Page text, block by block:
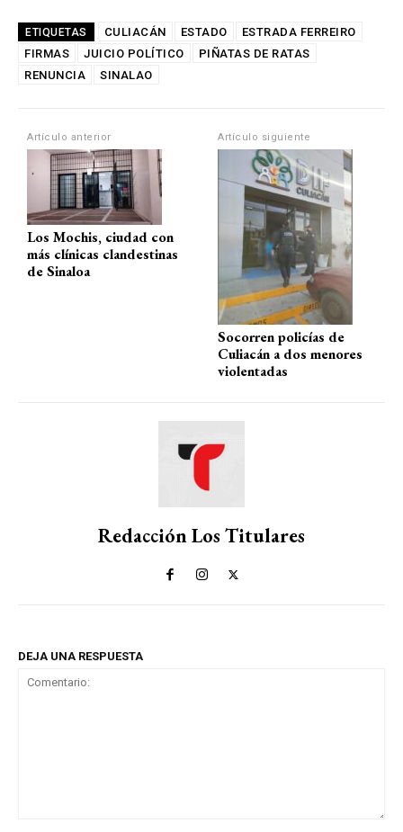
at
s
p
ce
b
k
e
gr
ail
m
p
ETIQUETAS CULIACÁN ESTADO
ESTRADA FERREIRO
FIRMAS
JUICIO POLÍTICO
PIÑATAS DE RATAS
RENUNCIA
SINALAO
Artículo anterior
Los Mochis, ciudad con
más clínicas clandestinas
de Sinaloa
Artículo siguiente
Socorren policías de
Culiacán a dos menores
violentadas
Redacción Los Titulares
DEJA UNA RESPUESTA